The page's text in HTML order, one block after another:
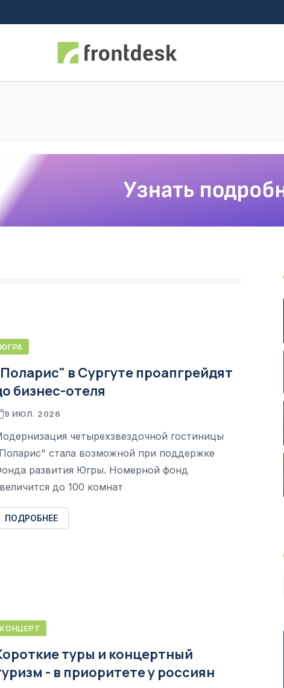
ЮГРА
в Сургуте проапгрейдят
бизнес-отеля
9 ИЮЛ. 2026
четырехзвездочной гостиницы
стала возможной при поддержке
развития Югры. Номерной фонд
до 100 комнат
ПОДРОБНЕЕ
КОНЦЕРТ
туры и концертный
- в приоритете у россиян